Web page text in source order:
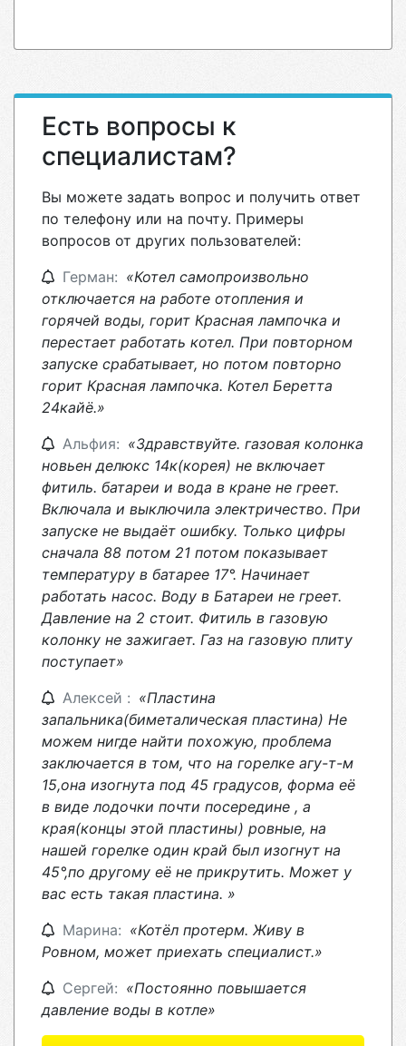
Есть вопросы к
специалистам?
Вы можете задать вопрос и получить ответ
по телефону или на почту. Примеры
вопросов от других пользователей:
Герман: «Котел самопроизвольно
отключается на работе отопления и
горячей воды, горит Красная лампочка и
перестает работать котел. При повторном
запуске срабатывает, но потом повторно
горит Красная лампочка. Котел Беретта
24кайë.»
Альфия: «Здравствуйте. газовая колонка
новьен делюкс 14к(корея) не включает
фитиль. батареи и вода в кране не греет.
Включала и выключила электричество. При
запуске не выдаёт ошибку. Только цифры
сначала 88 потом 21 потом показывает
температуру в батарее 17°. Начинает
работать насос. Воду в Батареи не греет.
Давление на 2 стоит. Фитиль в газовую
колонку не зажигает. Газ на газовую плиту
поступает»
Алексей : «Пластина
запальника(биметалическая пластина) Не
можем нигде найти похожую, проблема
заключается в том, что на горелке агу-т-м
15,она изогнута под 45 градусов, форма её
в виде лодочки почти посередине , а
края(концы этой пластины) ровные, на
нашей горелке один край был изогнут на
45°,по другому её не прикрутить. Может у
вас есть такая пластина. »
Марина: «Котёл протерм. Живу в
Ровном, может приехать специалист.»
Сергей: «Постоянно повышается
давление воды в котле»